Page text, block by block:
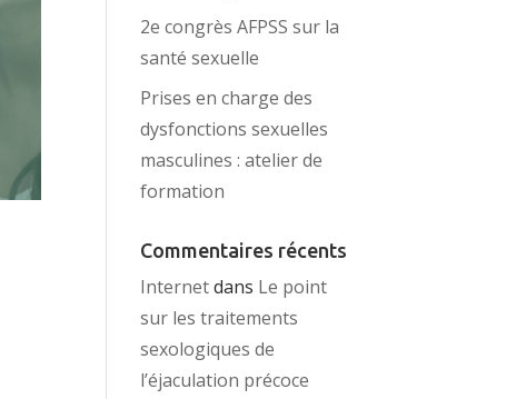
2e congrès AFPSS sur la
santé sexuelle
Prises en charge des
dysfonctions sexuelles
masculines : atelier de
formation
Commentaires récents
Internetdans Le point
sur les traitements
sexologiques de
l’éjaculation précoce